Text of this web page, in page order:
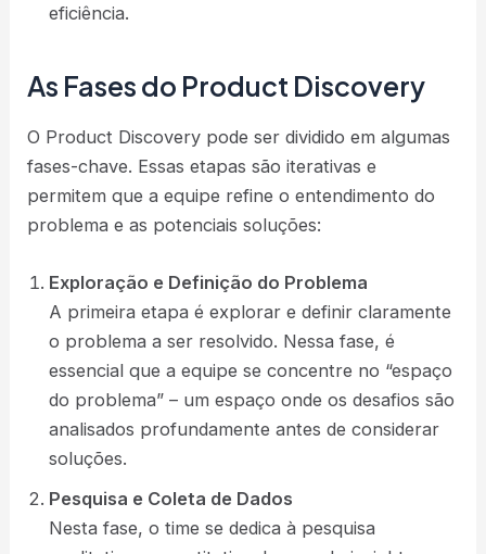
eficiência.
As Fases do Product Discovery
O Product Discovery pode ser dividido em algumas
fases-chave. Essas etapas são iterativas e
permitem que a equipe refine o entendimento do
problema e as potenciais soluções:
Exploração e Definição do Problema
A primeira etapa é explorar e definir claramente
o problema a ser resolvido. Nessa fase, é
essencial que a equipe se concentre no “espaço
do problema” – um espaço onde os desafios são
analisados profundamente antes de considerar
soluções​.
Pesquisa e Coleta de Dados
Nesta fase, o time se dedica à pesquisa